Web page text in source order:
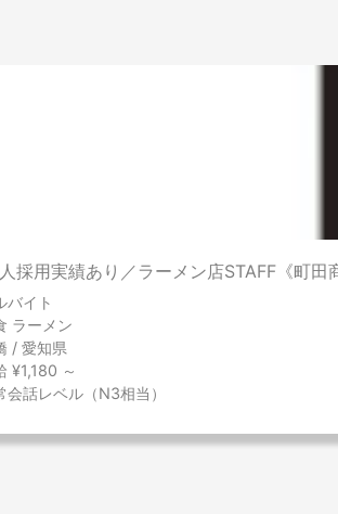
採用実績あり／ラーメン店STAFF《町
バイト
ラーメン
/ 愛知県
¥1,180 ～
会話レベル（N3相当）